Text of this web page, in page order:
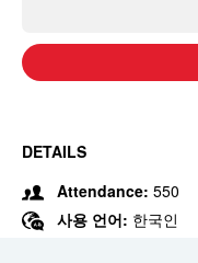
DETAILS
Attendance: 550
사용 언어: 한국인